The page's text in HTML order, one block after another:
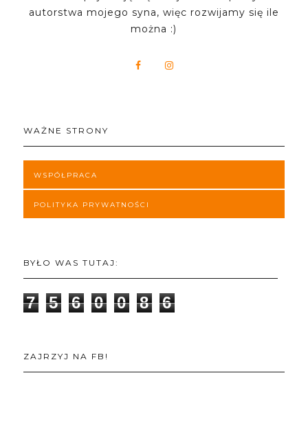
autorstwa mojego syna, więc rozwijamy się ile
można :)
WAŻNE STRONY
WSPÓŁPRACA
POLITYKA PRYWATNOŚCI
BYŁO WAS TUTAJ:
7 5 6 0 0 8 6
ZAJRZYJ NA FB!